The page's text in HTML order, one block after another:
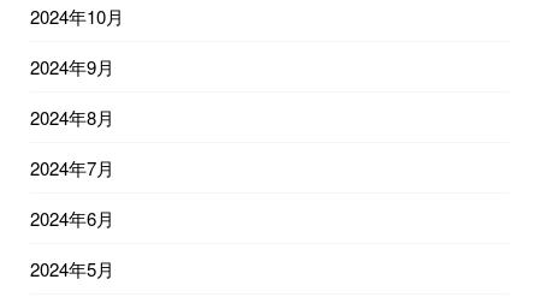
2024年10月
2024年9月
2024年8月
2024年7月
2024年6月
2024年5月